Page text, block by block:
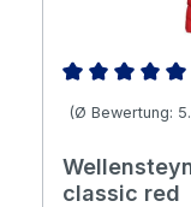
(Ø Bewertung:
classic red